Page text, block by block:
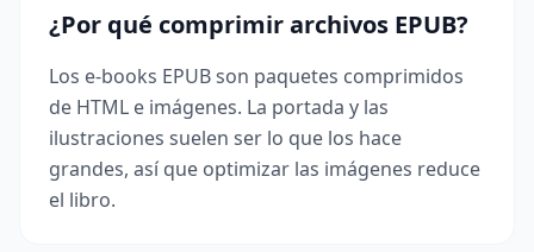
¿Por qué comprimir archivos EPUB?
Los e-books EPUB son paquetes comprimidos
de HTML e imágenes. La portada y las
ilustraciones suelen ser lo que los hace
grandes, así que optimizar las imágenes reduce
el libro.